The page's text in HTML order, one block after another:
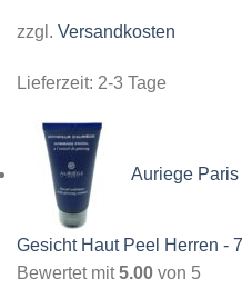
zzgl. Versandkosten
Lieferzeit: 2-3 Tage
Auriege Paris
Gesicht Haut Peel Herren -
Bewertet mit5.00 von 5